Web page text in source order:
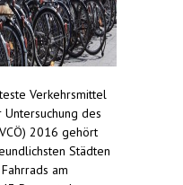
Verkehrsmittel
des
is external)
2016 gehört
Städten
am